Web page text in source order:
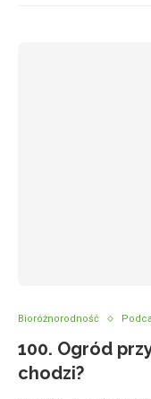
Bioróżnorodność
100. Ogród
chodzi?